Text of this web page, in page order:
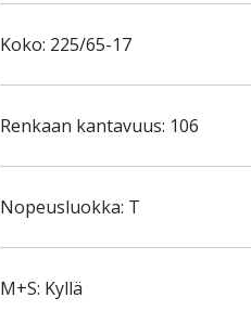
Koko: 225/65-17
Renkaan kantavuus: 106
Nopeusluokka: T
M+S: Kyllä